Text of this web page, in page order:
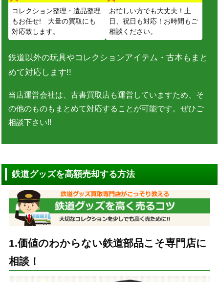
コレクション整理・遺品整理
もお任せ! 大量の買取にも
対応致します。
お忙しい方でも大丈夫！土
日、祝日も対応！お時間もご
相談ください。
鉄道以外の玩具やコレクションアイテム・古本もまと
めて対応します!!
当店運営会社は、古書買取店も運営していますため、そ
の他のものもまとめて対応することが可能です。ぜひご
相談下さい!!
鉄道グッズを高額売却する方法
1.価値のわからない鉄道部品こそ専門店に
相談！